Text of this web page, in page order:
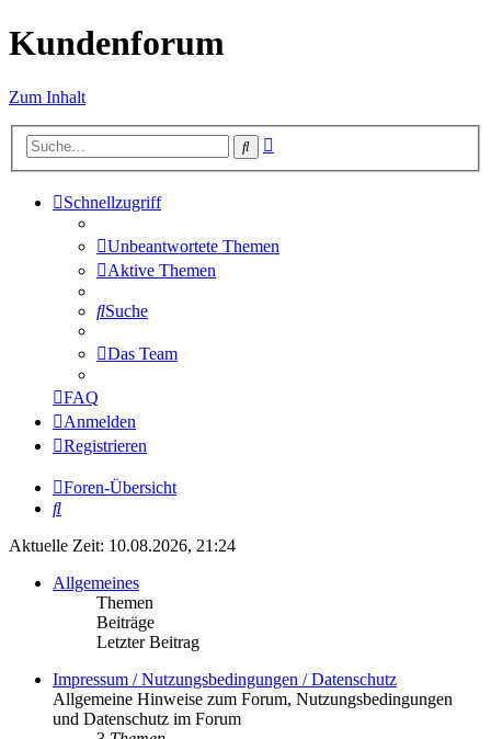
Kundenforum
Zum Inhalt
Suche
Schnellzugriff
Unbeantwortete Themen
Aktive Themen
Suche
Das Team
FAQ
Anmelden
Registrieren
Foren-Übersicht
Suche
Aktuelle Zeit: 10.08.2026, 21:24
Allgemeines
Themen
Beiträge
Letzter Beitrag
Impressum / Nutzungsbedingungen / Datenschutz
Allgemeine Hinweise zum Forum, Nutzungsbedingungen
und Datenschutz im Forum